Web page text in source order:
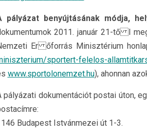
pályázat benyújtásának módja,
2011. január 21-tő l
Er őforrás Minisztérium
sportert-felelos-
www.sportolonemzet.hu), ahonnan
pályázati dokumentációt postai úton,
Budapest Istvánmezei út 1-3.